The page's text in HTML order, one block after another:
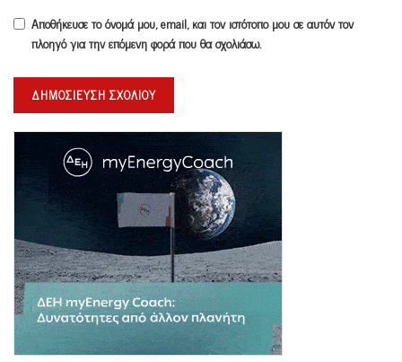
Αποθήκευσε το όνομά μου, email, και τον ιστότοπο μου σε αυτόν τον
πλοηγό για την επόμενη φορά που θα σχολιάσω.